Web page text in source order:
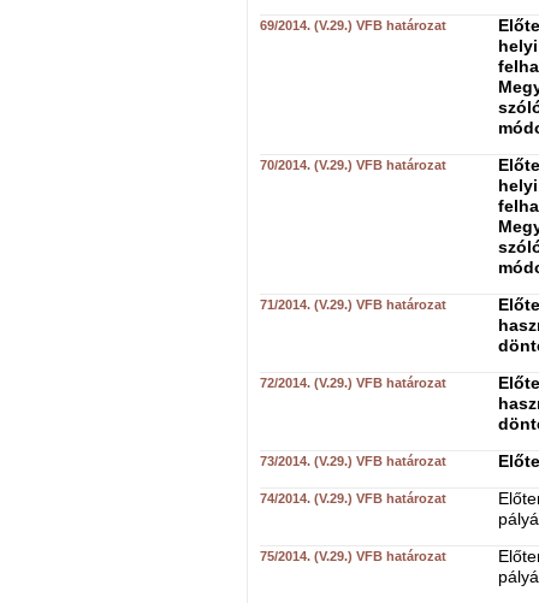
69/2014. (V.29.) VFB határozat
70/2014. (V.29.) VFB határozat
71/2014. (V.29.) VFB határozat
72/2014. (V.29.) VFB határozat
73/2014. (V.29.) VFB határozat
74/2014. (V.29.) VFB határozat
75/2014. (V.29.) VFB határozat